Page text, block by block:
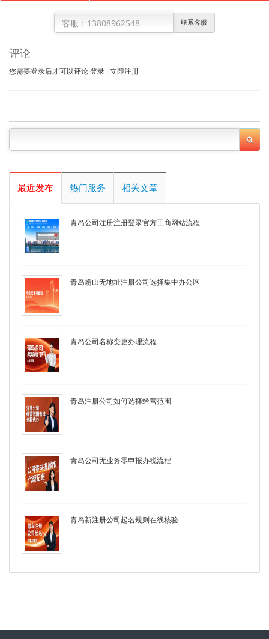
13808962548 联系客服
评论
您需要登录后才可以评论 登录 立即注册
最近发布 热门服务 相关文章
青岛公司注册注册登录官方工商网站流程
青岛崂山无地址注册公司选择集中办公区
青岛公司名称变更办理流程
青岛注册公司如何选择经营范围
青岛公司无业务零申报办税流程
青岛新注册公司起名规则在线核验